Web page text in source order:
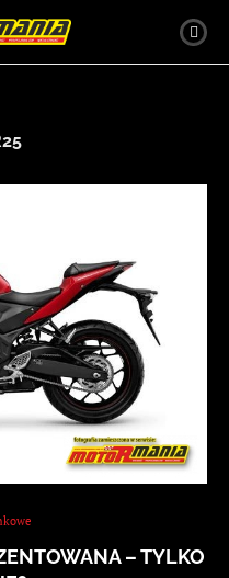
– TYLKO